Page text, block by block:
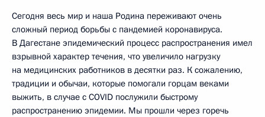
Сегодня весь мир и наша Родина переживают очень
сложный период борьбы с пандемией коронавируса.
В Дагестане эпидемический процесс распространения имел
взрывной характер течения, что увеличило нагрузку
на медицинских работников в десятки раз. К сожалению,
традиции и обычаи, которые помогали горцам веками
выжить, в случае с COVID послужили быстрому
распространению эпидемии. Мы прошли через горечь